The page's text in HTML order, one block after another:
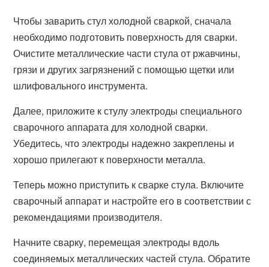
Чтобы заварить стул холодной сваркой, сначала
необходимо подготовить поверхность для сварки.
Очистите металлические части стула от ржавчины,
грязи и других загрязнений с помощью щетки или
шлифовального инструмента.
Далее, приложите к стулу электроды специального
сварочного аппарата для холодной сварки.
Убедитесь, что электроды надежно закреплены и
хорошо прилегают к поверхности металла.
Теперь можно приступить к сварке стула. Включите
сварочный аппарат и настройте его в соответствии с
рекомендациями производителя.
Начните сварку, перемещая электроды вдоль
соединяемых металлических частей стула. Обратите